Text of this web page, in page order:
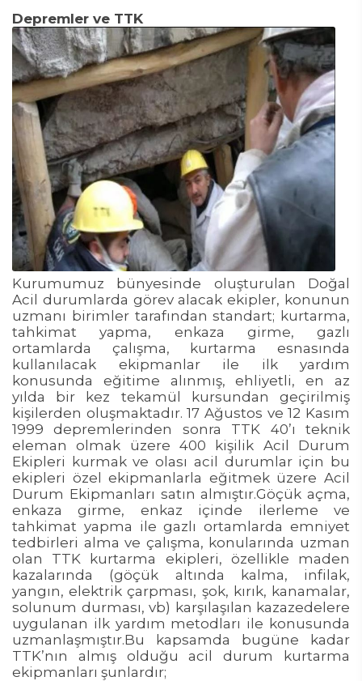
Depremler ve TTK
Kurumumuz bünyesinde oluşturulan Doğal
Acil durumlarda görev alacak ekipler, konunun
uzmanı birimler tarafından standart; kurtarma,
tahkimat yapma, enkaza girme, gazlı
ortamlarda çalışma, kurtarma esnasında
kullanılacak ekipmanlar ile ilk yardım
konusunda eğitime alınmış, ehliyetli, en az
yılda bir kez tekamül kursundan geçirilmiş
kişilerden oluşmaktadır. 17 Ağustos ve 12 Kasım
1999 depremlerinden sonra TTK 40’ı teknik
eleman olmak üzere 400 kişilik Acil Durum
Ekipleri kurmak ve olası acil durumlar için bu
ekipleri özel ekipmanlarla eğitmek üzere Acil
Durum Ekipmanları satın almıştır.Göçük açma,
enkaza girme, enkaz içinde ilerleme ve
tahkimat yapma ile gazlı ortamlarda emniyet
tedbirleri alma ve çalışma, konularında uzman
olan TTK kurtarma ekipleri, özellikle maden
kazalarında (göçük altında kalma, infilak,
yangın, elektrik çarpması, şok, kırık, kanamalar,
solunum durması, vb) karşılaşılan kazazedelere
uygulanan ilk yardım metodları ile konusunda
uzmanlaşmıştır.Bu kapsamda bugüne kadar
TTK’nın almış olduğu acil durum kurtarma
ekipmanları şunlardır;